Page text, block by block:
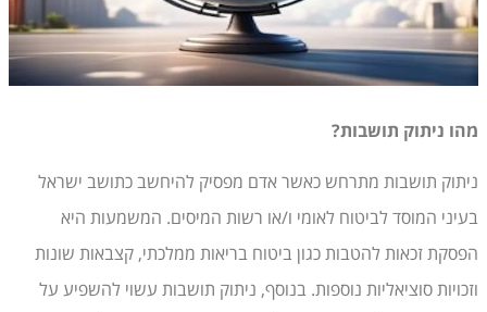
מהו ניתוק תושבות?
ניתוק תושבות מתרחש כאשר אדם מפסיק להיחשב כתושב ישראל
בעיני המוסד לביטוח לאומי ו/או רשות המיסים. המשמעות היא
הפסקת זכאות להטבות כגון ביטוח בריאות ממלכתי, קצבאות שונות
וזכויות סוציאליות נוספות. בנוסף, ניתוק תושבות עשוי להשפיע על